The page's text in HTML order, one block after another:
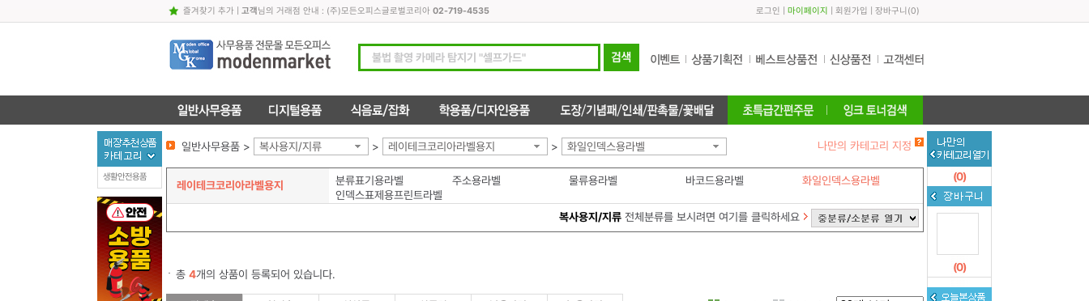
즐겨찾기 추가| 고객님의 거래점 안내 : (주)모든오피스글로벌코리아 02-719-4535 로그인 마이페이지 회원가입 장바구니 (0)
일반사무용품 > 복사용지/지류 > 레이테크코리아라벨용지 > 화일인덱스용라벨 나만의 카테고리 지정
레이테크코리아라벨용지 분류표기용라벨 주소용라벨 물류용라벨 바코드용라벨
화일인덱스용라벨
인덱스표제용프린트라벨
복사용지/지류전체분류를 보시려면 여기를 클릭하세요
총 4개의 상품이 등록되어 있습니다.
생활안전용품 (0)
(0)